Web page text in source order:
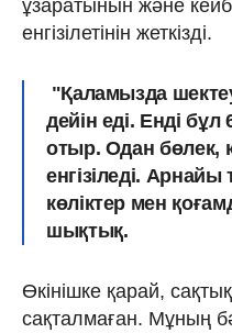
ұзаратынын және
енгізілетінін жеткізді.
"Қаламызда
дейін еді. Енді
отыр. Одан бөлек,
енгізіледі.
көліктер мен
шықтық.
Өкінішке қарай,
сақталмаған. Мұның